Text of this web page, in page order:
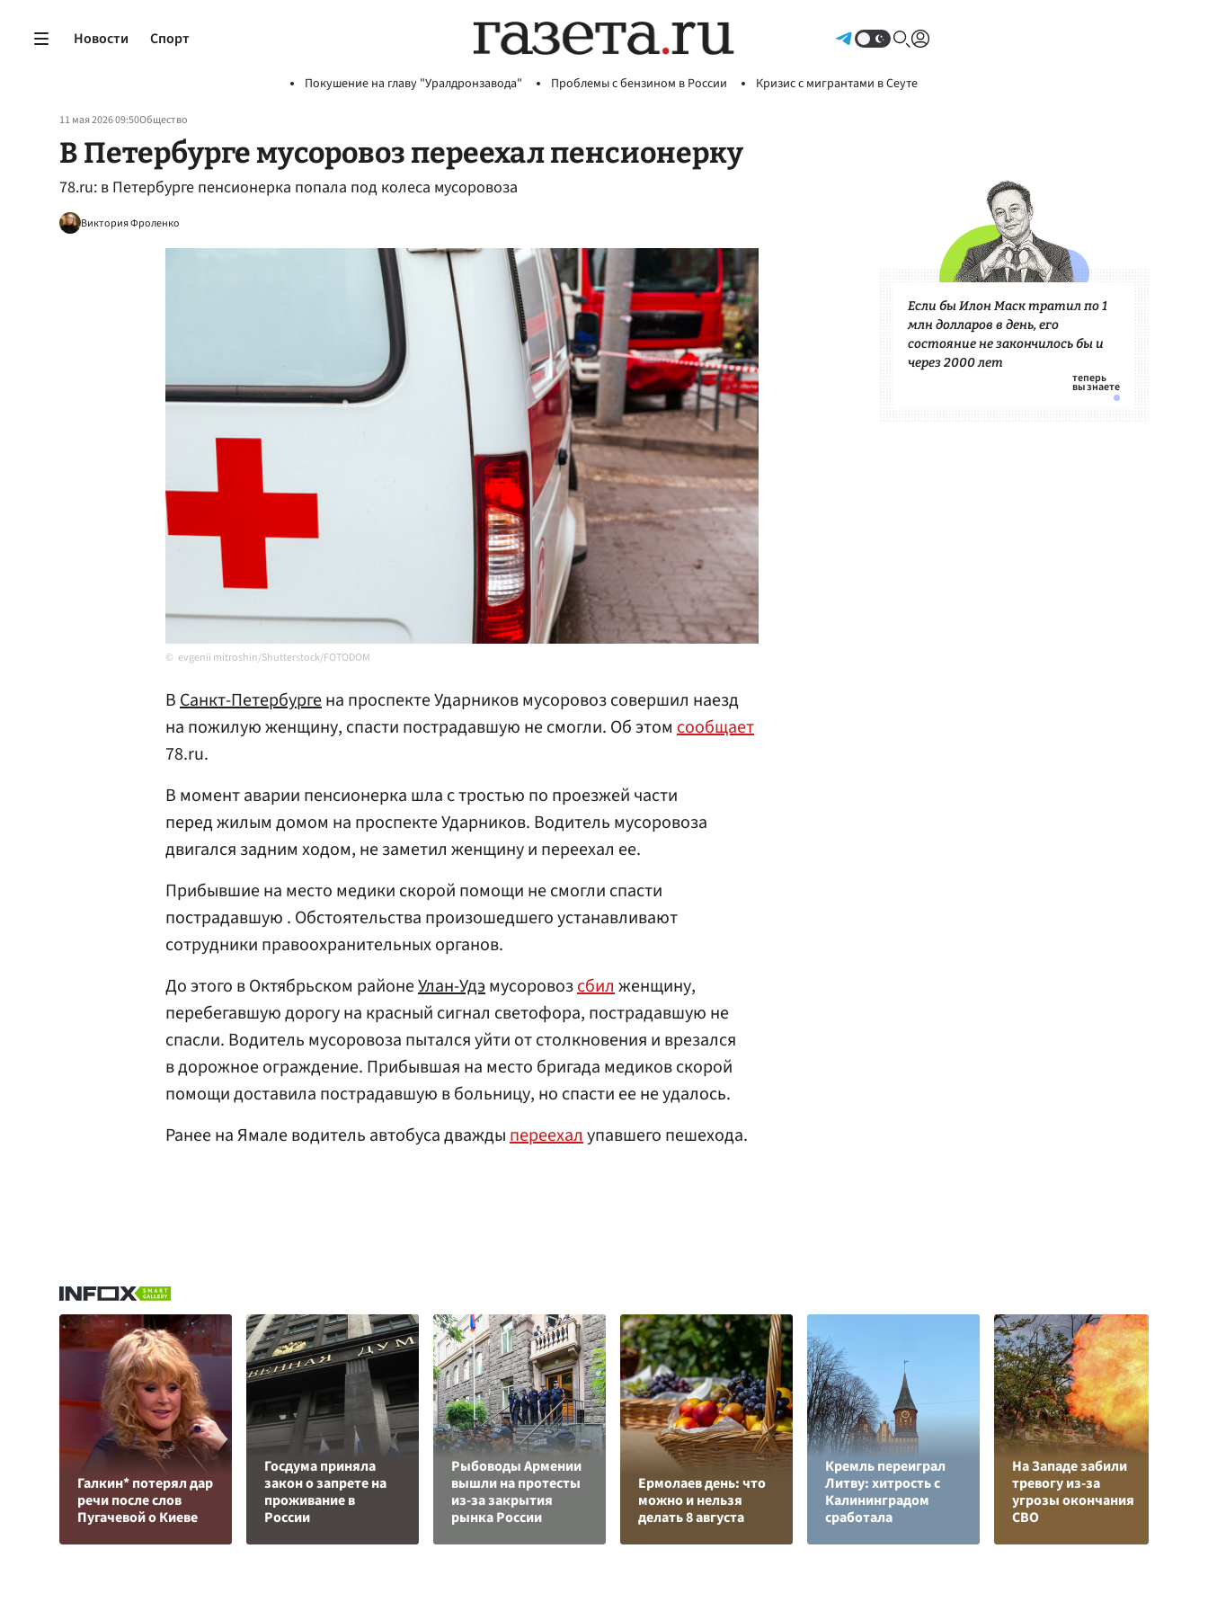
Новости Спорт
Покушение на главу "Уралдронзавода" Проблемы с бензином в России Кризис с мигрантами в Сеуте
11 мая 2026 09:50Общество
В Петербурге мусоровоз переехал пенсионерку
78.ru: в Петербурге пенсионерка попала под колеса мусоровоза
Виктория Фроленко
evgenii mitroshin/Shutterstock/FOTODOM
ВСанкт-Петербургена проспекте Ударников мусоровоз совершил наезд
на пожилую женщину, спасти пострадавшую не смогли. Об этом сообщает
78.ru.
В момент аварии пенсионерка шла с тростью по проезжей части
перед жилым домом на проспекте Ударников. Водитель мусоровоза
двигался задним ходом, не заметил женщину и переехал ее.
Прибывшие на место медики скорой помощи не смогли спасти
пострадавшую . Обстоятельства произошедшего устанавливают
сотрудники правоохранительных органов.
До этого в Октябрьском районеУлан-Удэмусоровозсбилженщину,
перебегавшую дорогу на красный сигнал светофора, пострадавшую не
спасли. Водитель мусоровоза пытался уйти от столкновения и врезался
в дорожное ограждение. Прибывшая на место бригада медиков скорой
помощи доставила пострадавшую в больницу, но спасти ее не удалось.
Ранее на Ямале водитель автобуса дваждыпереехалупавшего пешехода.
Если бы Илон Маск тратил по 1
млн долларов в день, его
состояние не закончилось бы и
через 2000 лет
Галкин* потерял дар
речи после слов
Пугачевой о Киеве
Госдума приняла
закон о запрете на
проживание в
России
Рыбоводы Армении
вышли на протесты
из-за закрытия
рынка России
Ермолаев день: что
можно и нельзя
делать 8 августа
Кремль переиграл
Литву: хитрость с
Калининградом
сработала
На Западе забили
тревогу из-за
угрозы окончания
СВО